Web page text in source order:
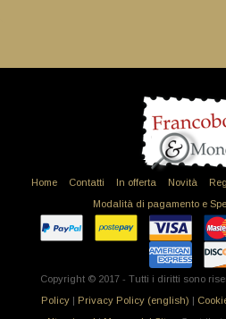
Home Contatti In offerta Novità
Modalità di pagamento e
Copyright © 2017 - Tutti i diritti sono
Policy | Privacy Policy (english) |